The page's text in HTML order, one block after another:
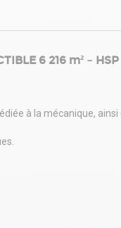
6 216 m² – HSP
à la mécanique, ainsi